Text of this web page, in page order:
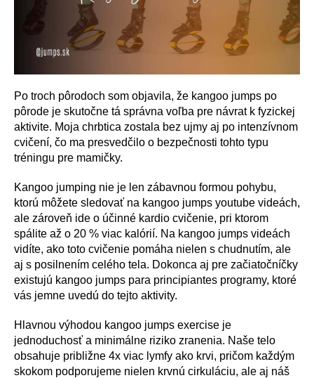
Po troch pôrodoch som objavila, že kangoo jumps po
pôrode je skutočne tá správna voľba pre návrat k fyzickej
aktivite. Moja chrbtica zostala bez ujmy aj po intenzívnom
cvičení, čo ma presvedčilo o bezpečnosti tohto typu
tréningu pre mamičky.
Kangoo jumping nie je len zábavnou formou pohybu,
ktorú môžete sledovať na kangoo jumps youtube videách,
ale zároveň ide o účinné kardio cvičenie, pri ktorom
spálite až o 20 % viac kalórií. Na kangoo jumps videách
vidíte, ako toto cvičenie pomáha nielen s chudnutím, ale
aj s posilnením celého tela. Dokonca aj pre začiatočníčky
existujú kangoo jumps para principiantes programy, ktoré
vás jemne uvedú do tejto aktivity.
Hlavnou výhodou kangoo jumps exercise je
jednoduchosť a minimálne riziko zranenia. Naše telo
obsahuje približne 4x viac lymfy ako krvi, pričom každým
skokom podporujeme nielen krvnú cirkuláciu, ale aj náš